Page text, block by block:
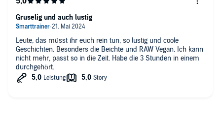
Leute, das müsst ihr euch rein tun, so lustig und coole
Geschichten. Besonders die Beichte und RAW Vegan. Ich kann
nicht mehr, passt so in die Zeit. Habe die 3 Stunden in einem
durchgehört.
Gruselig und auch lustig